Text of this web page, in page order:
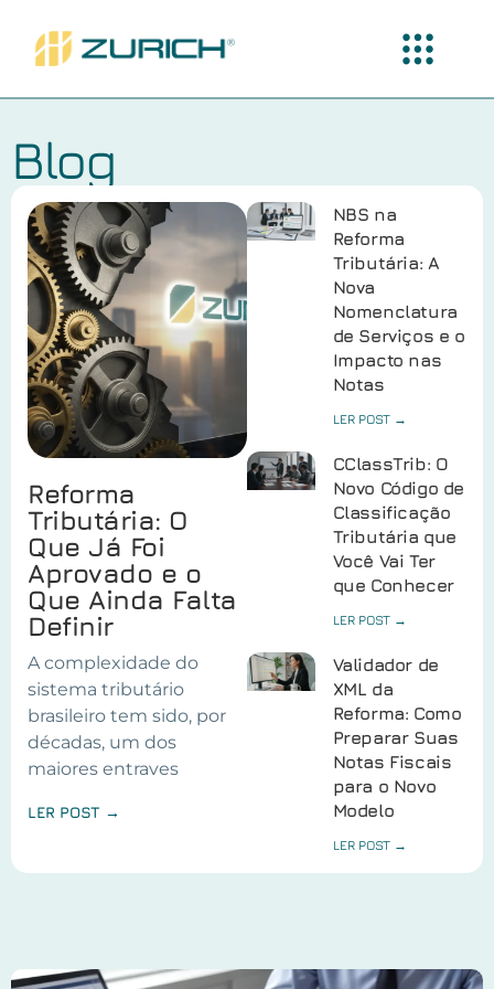
Blog
Reforma
Tributária: O
Que Já Foi
Aprovado e o
Que Ainda Falta
Definir
A complexidade do
sistema tributário
brasileiro tem sido, por
décadas, um dos
maiores entraves
LER POST →
NBS na
Reforma
Tributária: A
Nova
Nomenclatura
de Serviços e o
Impacto nas
Notas
LER POST →
CClassTrib: O
Novo Código de
Classificação
Tributária que
Você Vai Ter
que Conhecer
LER POST →
Validador de
XML da
Reforma: Como
Preparar Suas
Notas Fiscais
para o Novo
Modelo
LER POST →